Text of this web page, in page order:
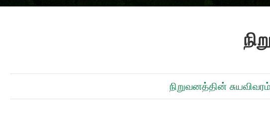
நிறுவனத்தின் சுயவிவரம்